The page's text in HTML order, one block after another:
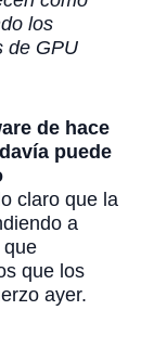
los
de GPU
de hace
puede
claro que la
a
que
que los
ayer.